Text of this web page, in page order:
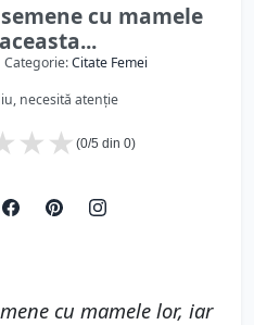
cu mamele
Categorie:Citate Femei
necesită atenție
★
★ (0/5 din 0)
cu mamele lor, iar